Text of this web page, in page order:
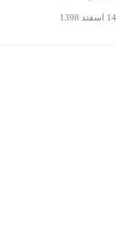
14 اسفند 1398